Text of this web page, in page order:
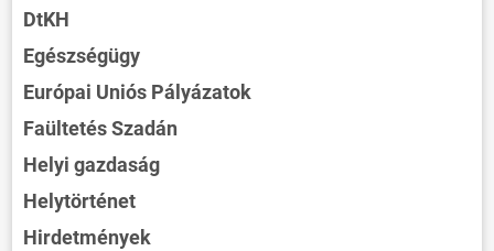
DtKH
Egészségügy
Európai Uniós Pályázatok
Faültetés Szadán
Helyi gazdaság
Helytörténet
Hirdetmények